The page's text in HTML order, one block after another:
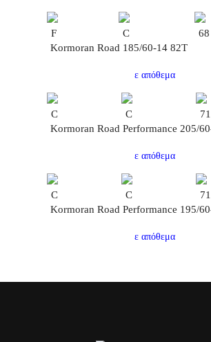
F C
68
Kormoran Road 185/60-14 82T
ε απόθεμα
C C
71
Kormoran Road Performance 205/
ε απόθεμα
C C
71
Kormoran Road Performance 195/
ε απόθεμα